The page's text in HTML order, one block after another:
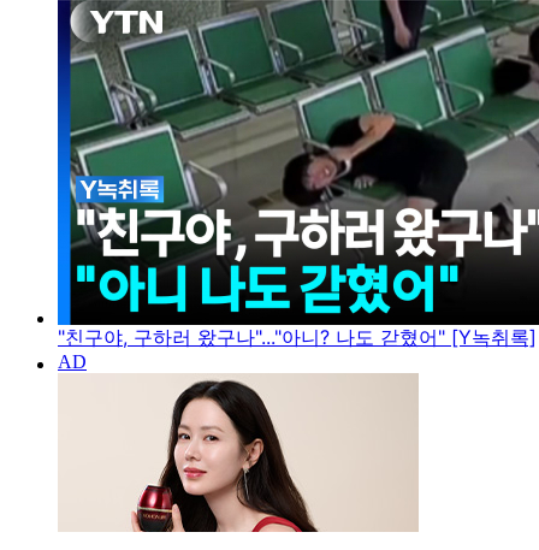
"친구야, 구하러 왔구나"..."아니? 나도 갇혔어" [Y녹취록]